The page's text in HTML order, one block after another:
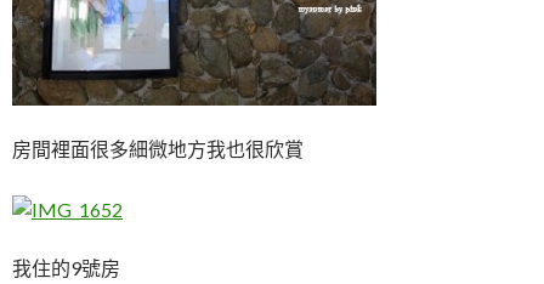
房間裡面很多細微地方我也很欣賞
我住的9號房